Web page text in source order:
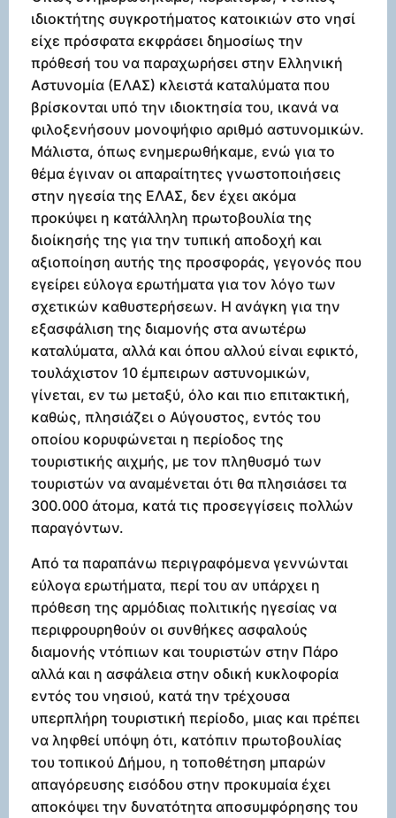
ιδιοκτήτης συγκροτήματος κατοικιών στο νησί
είχε πρόσφατα εκφράσει δημοσίως την
πρόθεσή του να παραχωρήσει στην Ελληνική
Αστυνομία (ΕΛΑΣ) κλειστά καταλύματα που
βρίσκονται υπό την ιδιοκτησία του, ικανά να
φιλοξενήσουν μονοψήφιο αριθμό αστυνομικών.
Μάλιστα, όπως ενημερωθήκαμε, ενώ για το
θέμα έγιναν οι απαραίτητες γνωστοποιήσεις
στην ηγεσία της ΕΛΑΣ, δεν έχει ακόμα
προκύψει η κατάλληλη πρωτοβουλία της
διοίκησής της για την τυπική αποδοχή και
αξιοποίηση αυτής της προσφοράς, γεγονός που
εγείρει εύλογα ερωτήματα για τον λόγο των
σχετικών καθυστερήσεων. Η ανάγκη για την
εξασφάλιση της διαμονής στα ανωτέρω
καταλύματα, αλλά και όπου αλλού είναι εφικτό,
τουλάχιστον 10 έμπειρων αστυνομικών,
γίνεται, εν τω μεταξύ, όλο και πιο επιτακτική,
καθώς, πλησιάζει ο Αύγουστος, εντός του
οποίου κορυφώνεται η περίοδος της
τουριστικής αιχμής, με τον πληθυσμό των
τουριστών να αναμένεται ότι θα πλησιάσει τα
300.000 άτομα, κατά τις προσεγγίσεις πολλών
παραγόντων.
Από τα παραπάνω περιγραφόμενα γεννώνται
εύλογα ερωτήματα, περί του αν υπάρχει η
πρόθεση της αρμόδιας πολιτικής ηγεσίας να
περιφρουρηθούν οι συνθήκες ασφαλούς
διαμονής ντόπιων και τουριστών στην Πάρο
αλλά και η ασφάλεια στην οδική κυκλοφορία
εντός του νησιού, κατά την τρέχουσα
υπερπλήρη τουριστική περίοδο, μιας και πρέπει
να ληφθεί υπόψη ότι, κατόπιν πρωτοβουλίας
του τοπικού Δήμου, η τοποθέτηση μπαρών
απαγόρευσης εισόδου στην προκυμαία έχει
αποκόψει την δυνατότητα αποσυμφόρησης του